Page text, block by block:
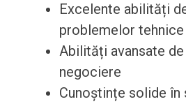
Excelente abilități
problemelor tehnice
Abilități avansate
negociere
Cunoștințe solide în